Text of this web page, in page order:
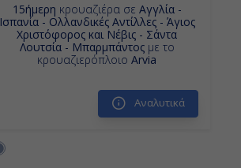
15ήμερη κρουαζιέρα σε Αγγλία -
Ισπανία - Ολλανδικές Αντίλλες - Άγιος
Χριστόφορος και Νέβις - Σάντα
Λουτσία - Μπαρμπάντοςμε το
κρουαζιερόπλοιοArvia
Αναλυτικά